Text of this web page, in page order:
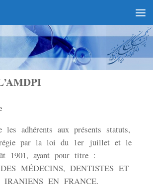
adhérents aux présents statuts,
régie par la loi du 1er juillet et le
1901, ayant pour titre :
MÉDECINS, DENTISTES ET
IRANIENS EN FRANCE.